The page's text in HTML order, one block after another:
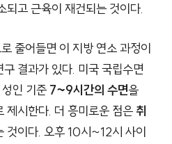
되고 근육이 재건되는 것이다.
줄어들면 이 지방 연소 과정이
결과가 있다. 미국 국립수면
인 기준 7~9시간의 수면을
제시한다. 더 흥미로운 점은 취
것이다. 오후 10시~12시 사이